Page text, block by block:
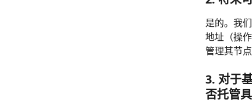
是的。我
地址（操
管理其节
3. 对于
否托管